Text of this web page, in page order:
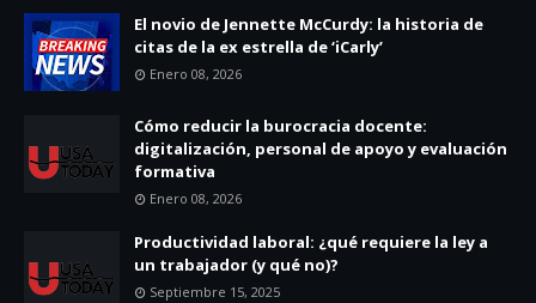
El novio de Jennette McCurdy: la historia de
citas de la ex estrella de ‘iCarly’
Enero 08, 2026
Cómo reducir la burocracia docente:
digitalización, personal de apoyo y evaluación
formativa
Enero 08, 2026
Productividad laboral: ¿qué requiere la ley a
un trabajador (y qué no)?
Septiembre 15, 2025